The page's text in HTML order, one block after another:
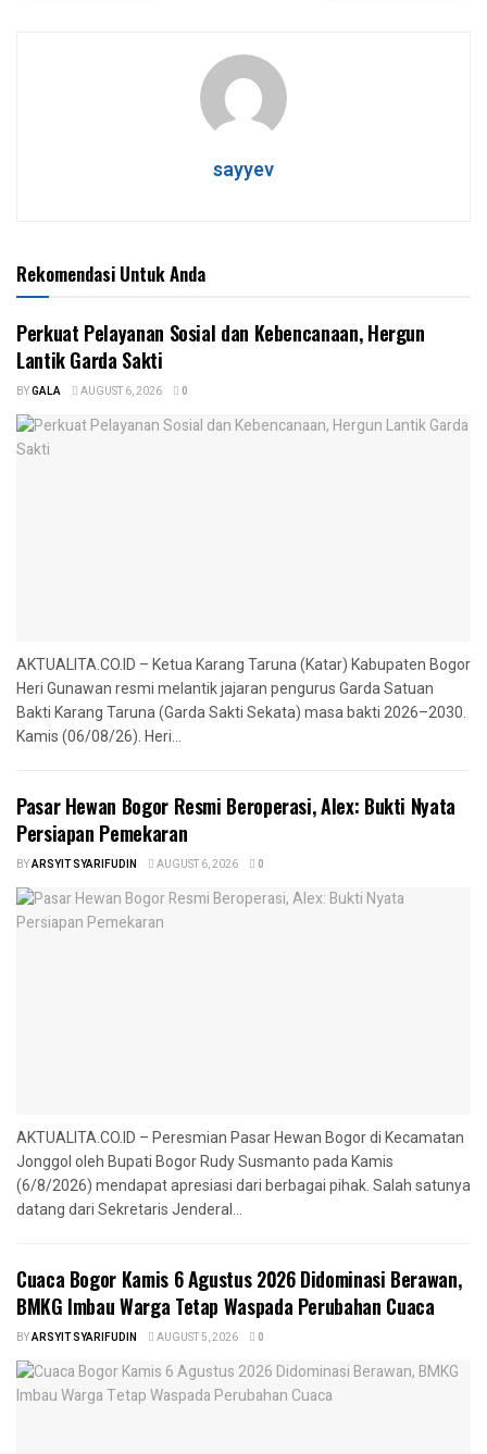
sayyev
Rekomendasi Untuk Anda
Perkuat Pelayanan Sosial dan Kebencanaan, Hergun
Lantik Garda Sakti
BYGALA AUGUST 6, 2026 0
AKTUALITA.CO.ID – Ketua Karang Taruna (Katar) Kabupaten Bogor
Heri Gunawan resmi melantik jajaran pengurus Garda Satuan
Bakti Karang Taruna (Garda Sakti Sekata) masa bakti 2026–2030.
Kamis (06/08/26). Heri...
Pasar Hewan Bogor Resmi Beroperasi, Alex: Bukti Nyata
Persiapan Pemekaran
BYARSYIT SYARIFUDIN AUGUST 6, 2026 0
AKTUALITA.CO.ID – Peresmian Pasar Hewan Bogor di Kecamatan
Jonggol oleh Bupati Bogor Rudy Susmanto pada Kamis
(6/8/2026) mendapat apresiasi dari berbagai pihak. Salah satunya
datang dari Sekretaris Jenderal...
Cuaca Bogor Kamis 6 Agustus 2026 Didominasi Berawan,
BMKG Imbau Warga Tetap Waspada Perubahan Cuaca
BYARSYIT SYARIFUDIN AUGUST 5, 2026 0